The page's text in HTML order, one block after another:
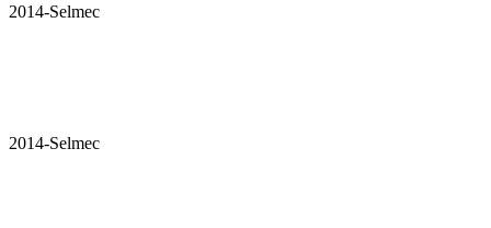
2014-Selmec
2014-Selmec